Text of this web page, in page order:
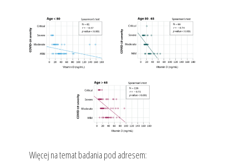
Więcej na temat badania pod adresem: